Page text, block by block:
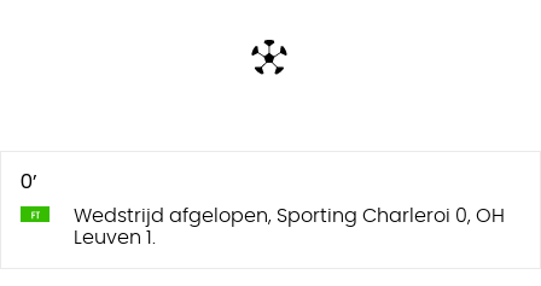
0’
Wedstrijd afgelopen, Sporting Charleroi 0, OH
Leuven 1.